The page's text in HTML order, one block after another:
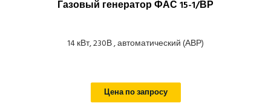
Газовый генератор ФАС 15-1/ВР
14 кВт, 230В , автоматический (АВР)
Цена по запросу